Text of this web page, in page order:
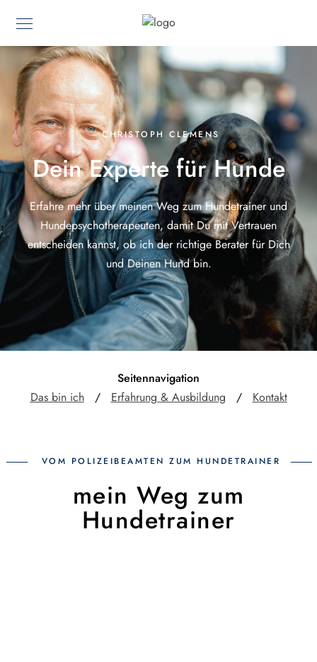
CHRISTOPH CLEMENS
Dein Experte für Hunde
Erfahre mehr über meinen Weg zum Hundetrainer und
Hundepsychotherapeuten, damit Du mit Vertrauen
entscheiden kannst, ob ich der richtige Berater für Dich
und Deinen Hund bin.
Seitennavigation
Das bin ich/ Erfahrung & Ausbildung / Kontakt
VOM POLIZEIBEAMTEN ZUM HUNDETRAINER
mein Weg zum
Hundetrainer